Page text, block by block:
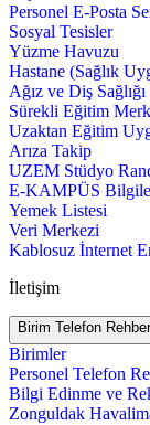
Personel E-Posta
Sosyal Tesisler
Yüzme Havuzu
Hastane (Sağlık
Ağız ve Diş
Sürekli Eğitim
Uzaktan Eğitim
Arıza Takip
UZEM Stüdyo
E-KAMPÜS
Yemek Listesi
Veri Merkezi
Kablosuz İnternet
İletişim
Birim Telefon
Birimler
Personel Telefon
Bilgi Edinme ve
Zonguldak